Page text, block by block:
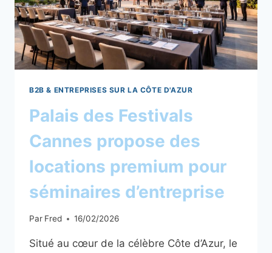
B2B & ENTREPRISES SUR LA CÔTE D'AZUR
Palais des Festivals
Cannes propose des
locations premium pour
séminaires d’entreprise
Par Fred 16/02/2026
Situé au cœur de la célèbre Côte d’Azur, le